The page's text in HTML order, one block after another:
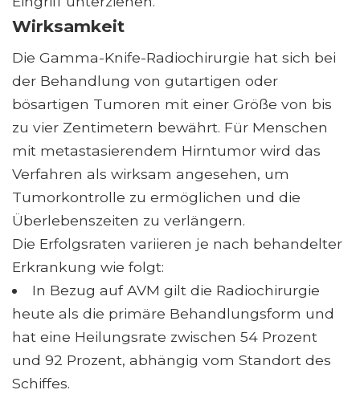
Wirksamkeit
Die Gamma-Knife-Radiochirurgie hat sich bei
der Behandlung von gutartigen oder
bösartigen Tumoren mit einer Größe von bis
zu vier Zentimetern bewährt. Für Menschen
mit metastasierendem Hirntumor wird das
Verfahren als wirksam angesehen, um
Tumorkontrolle zu ermöglichen und die
Überlebenszeiten zu verlängern.
Die Erfolgsraten variieren je nach behandelter
Erkrankung wie folgt:
In Bezug auf AVM gilt die Radiochirurgie
heute als die primäre Behandlungsform und
hat eine Heilungsrate zwischen 54 Prozent
und 92 Prozent, abhängig vom Standort des
Schiffes.